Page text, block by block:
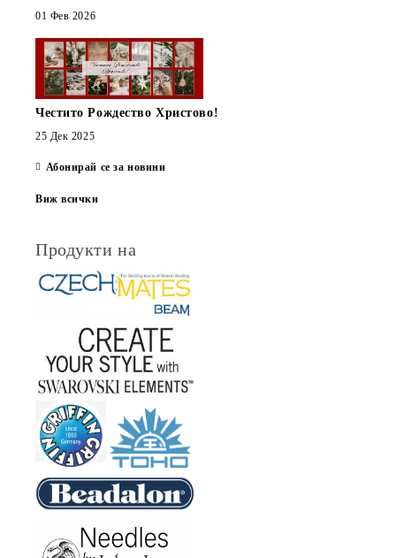
01 Фев 2026
Честито Рождество Христово!
25 Дек 2025
Абонирай се за новини
Виж всички
Продукти на